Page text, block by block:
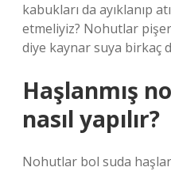
kabukları da ayıklanıp
etmeliyiz? Nohutlar
diye kaynar suya birkaç
Haşlanmış
nasıl yapılır?
Nohutlar bol suda